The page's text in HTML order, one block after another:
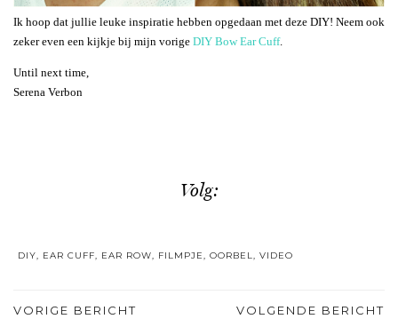
Ik hoop dat jullie leuke inspiratie hebben opgedaan met deze DIY! Neem ook
zeker even een kijkje bij mijn vorige DIY Bow Ear Cuff.
Until next time,
Serena Verbon
Volg:
DIY, EAR CUFF, EAR ROW, FILMPJE, OORBEL, VIDEO
VORIGE BERICHT VOLGENDE BERICHT